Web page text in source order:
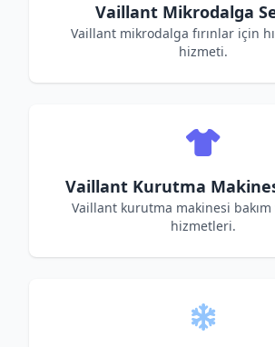
Vaillant Mikrodalga
Vaillant mikrodalga fırınlar için
hizmeti.
Vaillant Kurutma
Vaillant kurutma makinesi bakım
hizmetleri.